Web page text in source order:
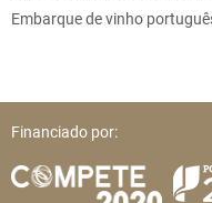
Embarque de vinho
Financiado por: